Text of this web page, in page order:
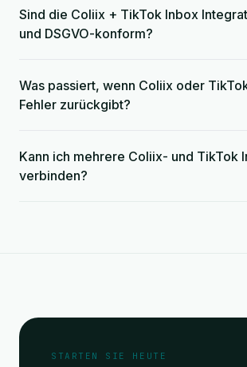
Sind die Coliix + TikTok Inbox
und DSGVO-konform?
Was passiert, wenn Coliix oder
Fehler zurückgibt?
Kann ich mehrere Coliix- und TikTok
verbinden?
STARTEN SIE HEUTE